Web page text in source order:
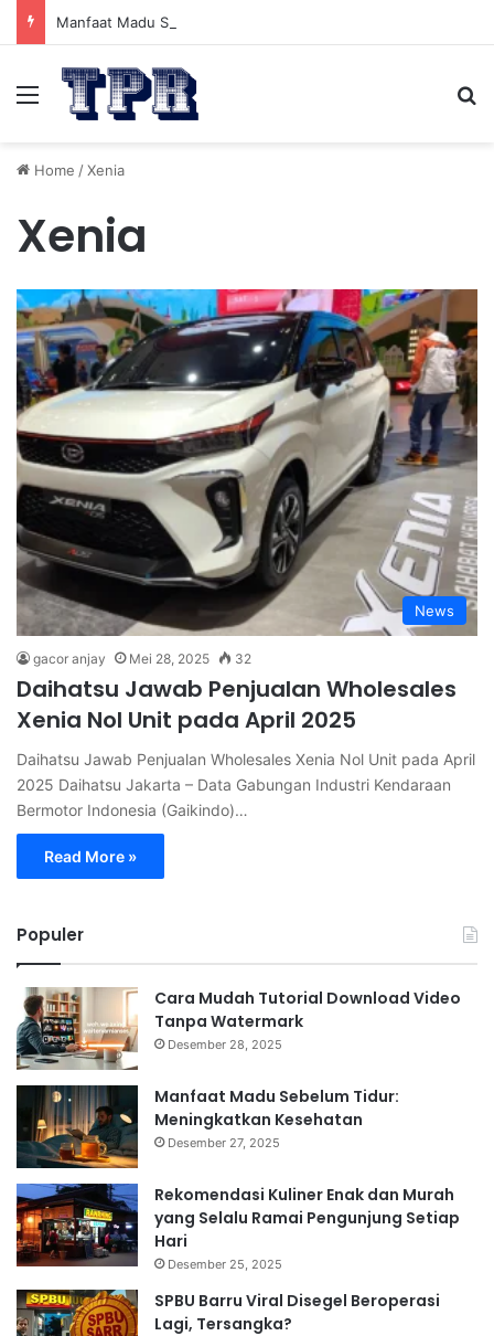
Manfaat Madu Sebelum Tidur: Meningkatkan Kesehatan
Menu
Home /Xenia
Xenia
News
gacor anjay Mei 28, 2025 32
Daihatsu Jawab Penjualan Wholesales
Xenia Nol Unit pada April 2025
Daihatsu Jawab Penjualan Wholesales Xenia Nol Unit pada April
2025 Daihatsu Jakarta – Data Gabungan Industri Kendaraan
Bermotor Indonesia (Gaikindo)…
Read More »
Populer
Cara Mudah Tutorial Download Video
Tanpa Watermark
Desember 28, 2025
Manfaat Madu Sebelum Tidur:
Meningkatkan Kesehatan
Desember 27, 2025
Rekomendasi Kuliner Enak dan Murah
yang Selalu Ramai Pengunjung Setiap
Hari
Desember 25, 2025
SPBU Barru Viral Disegel Beroperasi
Lagi, Tersangka?